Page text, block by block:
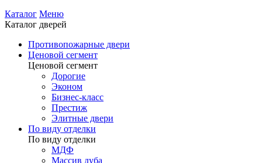
Каталог Меню
Каталог дверей
Противопожарные двери
Ценовой сегмент
Ценовой сегмент
Дорогие
Эконом
Бизнес-класс
Престиж
Элитные двери
По виду отделки
По виду отделки
МДФ
Массив дуба